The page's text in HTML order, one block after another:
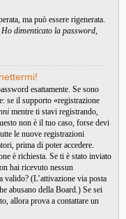
ma può essere rigenerata.
Ho dimenticato la password,
esattamente. Se sono
se il supporto «registrazione
mentre ti stavi registrando,
non è il tuo caso, forse devi
le nuove registrazioni
prima di poter accedere.
è richiesta. Se ti è stato inviato
hai ricevuto nessun
(L’attivazione via posta
abusano della Board.) Se sei
allora prova a contattare un